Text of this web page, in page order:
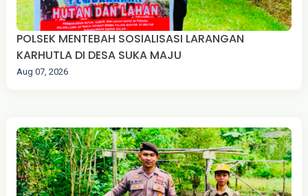
‎POLSEK MENTEBAH SOSIALISASI LARANGAN
KARHUTLA DI DESA SUKA MAJU
Aug 07, 2026